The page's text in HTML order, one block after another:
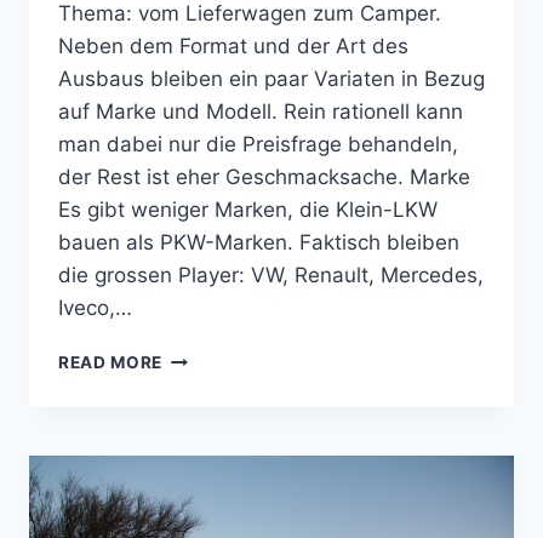
Thema: vom Lieferwagen zum Camper.
Neben dem Format und der Art des
Ausbaus bleiben ein paar Variaten in Bezug
auf Marke und Modell. Rein rationell kann
man dabei nur die Preisfrage behandeln,
der Rest ist eher Geschmacksache. Marke
Es gibt weniger Marken, die Klein-LKW
bauen als PKW-Marken. Faktisch bleiben
die grossen Player: VW, Renault, Mercedes,
Iveco,…
READ MORE KONKRETE
DES